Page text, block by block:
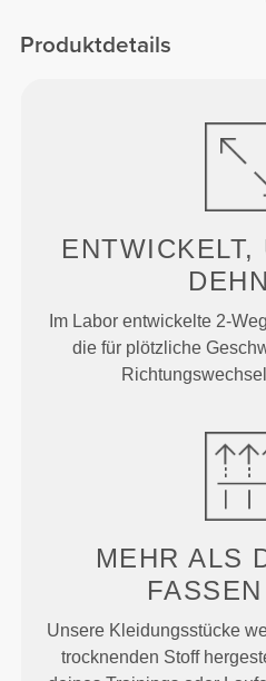
Produktdetails
ENTWICKELT,
Im Labor entwickelte 2-
die für plötzliche
MEHR ALS
Unsere Kleidungsstücke
trocknenden Stoff